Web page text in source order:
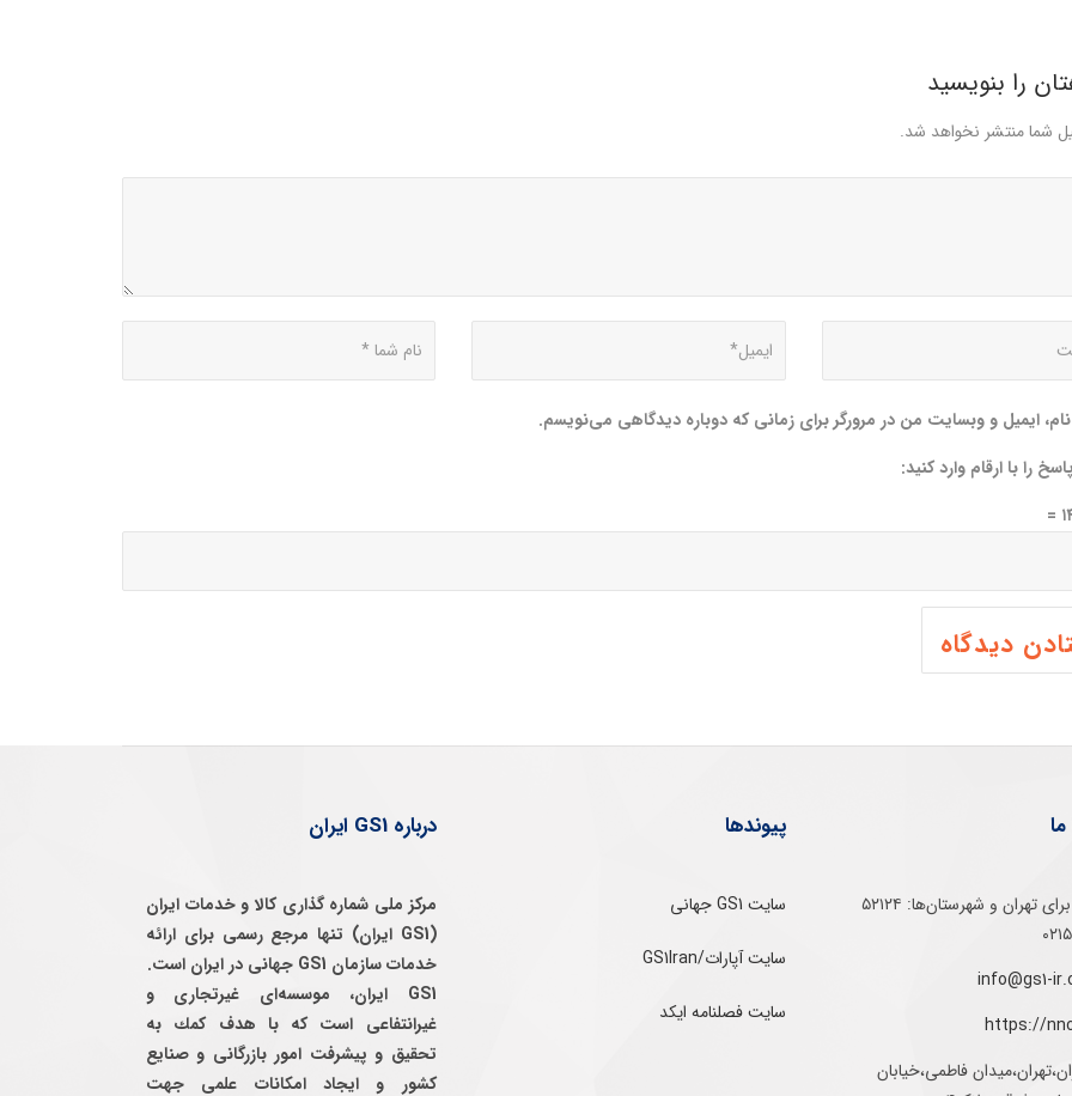
را بنویسید
شما منتشر نخواهد شد.
ایمیل و وبسایت من در مرورگر برای زمانی که دوباره دیدگاهی می‌نویسم.
را با ارقام وارد کنید:
درباره GS1 ایران
مرکز ملی شماره گذاری کالا و خدمات ایران
(GS1 ایران) تنها مرجع رسمی برای ارائه
خدمات سازمان GS1 جهانی در ایران است.
GS1 ایران، موسسه‌ای غيرتجاری و
غيرانتفاعی است كه با هدف كمك به
تحقيق و پيشرفت امور بازرگانی و صنايع
كشور و ايجاد امكانات علمی جهت
پیوندها
سایت GS1 جهانی
سایت آپارات/GS1Iran
سایت فصلنامه ایکد
تلفن‌ گویا برای‌ تهران‌‌ و‌ شهرستان‌ها:‌ ۵۲۱۲۴
https://
فاطمی،خیابان